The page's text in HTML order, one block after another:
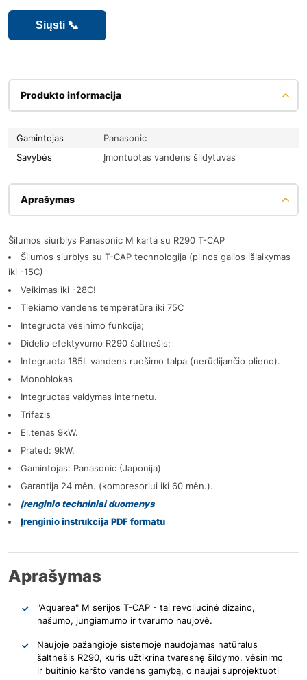
Produkto informacija
Gamintojas
Panasonic
Savybės
Įmontuotas vandens šildytuvas
Aprašymas
Šilumos siurblys Panasonic M karta su R290 T-CAP
Šilumos siurblys su T-CAP technologija (pilnos galios išlaikymas
iki -15C)
Veikimas iki -28C!
Tiekiamo vandens temperatūra iki 75C
Integruota vėsinimo funkcija;
Didelio efektyvumo R290 šaltnešis;
Integruota 185L vandens ruošimo talpa (nerūdijančio plieno).
Monoblokas
Integruotas valdymas internetu.
Trifazis
El.tenas 9kW.
Prated: 9kW.
Gamintojas: Panasonic (Japonija)
Garantija 24 mėn. (kompresoriui iki 60 mėn.).
Įrenginio techniniai duomenys
Įrenginio instrukcija PDF formatu
Aprašymas
"Aquarea" M serijos T-CAP - tai revoliucinė dizaino,
našumo, jungiamumo ir tvarumo naujovė.
Naujoje pažangioje sistemoje naudojamas natūralus
šaltnešis R290, kuris užtikrina tvaresnę šildymo, vėsinimo
ir buitinio karšto vandens gamybą, o naujai suprojektuoti